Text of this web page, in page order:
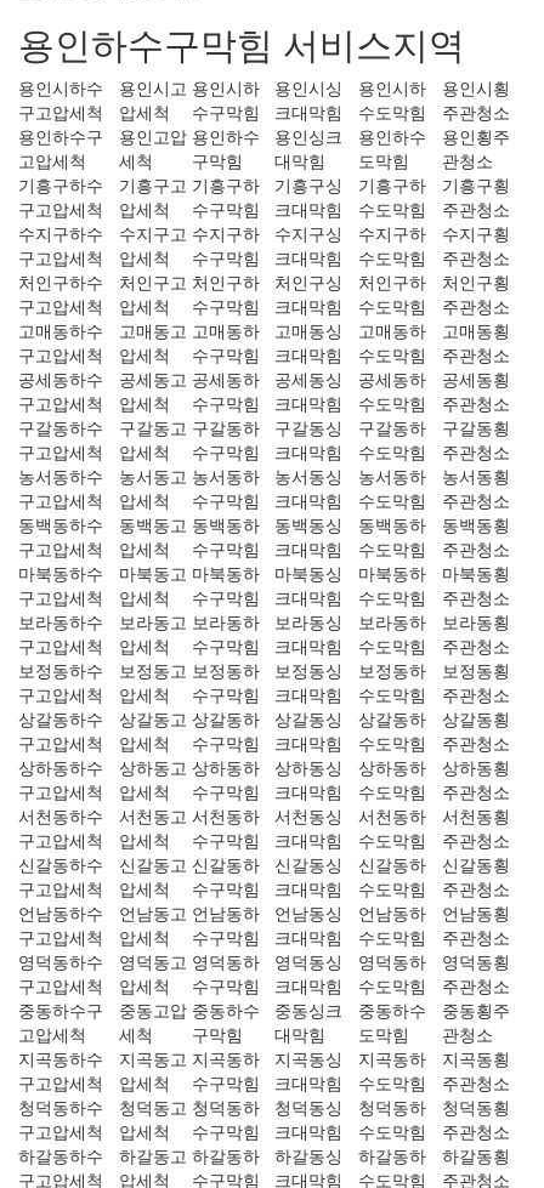
용인하수구막힘 서비스지역
용인시하수
구고압세척
용인시고
압세척
용인시하
수구막힘
용인시싱
크대막힘
용인시하
수도막힘
용인시횡
주관청소
용인하수구
고압세척
용인고압
세척
용인하수
구막힘
용인싱크
대막힘
용인하수
도막힘
용인횡주
관청소
기흥구하수
구고압세척
기흥구고
압세척
기흥구하
수구막힘
기흥구싱
크대막힘
기흥구하
수도막힘
기흥구횡
주관청소
수지구하수
구고압세척
수지구고
압세척
수지구하
수구막힘
수지구싱
크대막힘
수지구하
수도막힘
수지구횡
주관청소
처인구하수
구고압세척
처인구고
압세척
처인구하
수구막힘
처인구싱
크대막힘
처인구하
수도막힘
처인구횡
주관청소
고매동하수
구고압세척
고매동고
압세척
고매동하
수구막힘
고매동싱
크대막힘
고매동하
수도막힘
고매동횡
주관청소
공세동하수
구고압세척
공세동고
압세척
공세동하
수구막힘
공세동싱
크대막힘
공세동하
수도막힘
공세동횡
주관청소
구갈동하수
구고압세척
구갈동고
압세척
구갈동하
수구막힘
구갈동싱
크대막힘
구갈동하
수도막힘
구갈동횡
주관청소
농서동하수
구고압세척
농서동고
압세척
농서동하
수구막힘
농서동싱
크대막힘
농서동하
수도막힘
농서동횡
주관청소
동백동하수
구고압세척
동백동고
압세척
동백동하
수구막힘
동백동싱
크대막힘
동백동하
수도막힘
동백동횡
주관청소
마북동하수
구고압세척
마북동고
압세척
마북동하
수구막힘
마북동싱
크대막힘
마북동하
수도막힘
마북동횡
주관청소
보라동하수
구고압세척
보라동고
압세척
보라동하
수구막힘
보라동싱
크대막힘
보라동하
수도막힘
보라동횡
주관청소
보정동하수
구고압세척
보정동고
압세척
보정동하
수구막힘
보정동싱
크대막힘
보정동하
수도막힘
보정동횡
주관청소
상갈동하수
구고압세척
상갈동고
압세척
상갈동하
수구막힘
상갈동싱
크대막힘
상갈동하
수도막힘
상갈동횡
주관청소
상하동하수
구고압세척
상하동고
압세척
상하동하
수구막힘
상하동싱
크대막힘
상하동하
수도막힘
상하동횡
주관청소
서천동하수
구고압세척
서천동고
압세척
서천동하
수구막힘
서천동싱
크대막힘
서천동하
수도막힘
서천동횡
주관청소
신갈동하수
구고압세척
신갈동고
압세척
신갈동하
수구막힘
신갈동싱
크대막힘
신갈동하
수도막힘
신갈동횡
주관청소
언남동하수
구고압세척
언남동고
압세척
언남동하
수구막힘
언남동싱
크대막힘
언남동하
수도막힘
언남동횡
주관청소
영덕동하수
구고압세척
영덕동고
압세척
영덕동하
수구막힘
영덕동싱
크대막힘
영덕동하
수도막힘
영덕동횡
주관청소
중동하수구
고압세척
중동고압
세척
중동하수
구막힘
중동싱크
대막힘
중동하수
도막힘
중동횡주
관청소
지곡동하수
구고압세척
지곡동고
압세척
지곡동하
수구막힘
지곡동싱
크대막힘
지곡동하
수도막힘
지곡동횡
주관청소
청덕동하수
구고압세척
청덕동고
압세척
청덕동하
수구막힘
청덕동싱
크대막힘
청덕동하
수도막힘
청덕동횡
주관청소
하갈동하수
구고압세척
하갈동고
압세척
하갈동하
수구막힘
하갈동싱
크대막힘
하갈동하
수도막힘
하갈동횡
주관청소